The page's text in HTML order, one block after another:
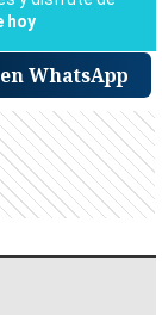
WhatsApp